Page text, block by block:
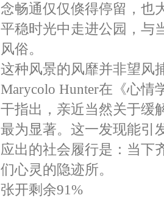
念畅通仅仅倏得停留，也
平稳时光中走进公园，与
风俗。
这种风景的风靡并非望风
Marycolo Hunter在《心情
干指出，亲近当然关于缓
最为显著。这一发现能引
应出的社会履行是：当下
们心灵的隐迹所。
张开剩余91%